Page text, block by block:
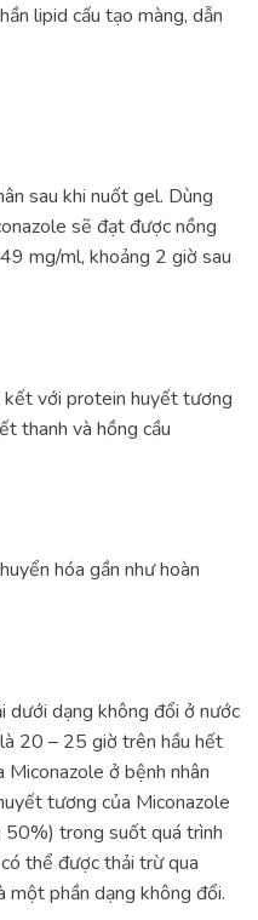
lipid cấu tạo màng, dẫn
sau khi nuốt gel. Dùng
sẽ đạt được nồng
mg/ml, khoảng 2 giờ sau
kết với protein huyết tương
thanh và hồng cầu
hóa gần như hoàn
dạng không đổi ở nước
20 – 25 giờ trên hầu hết
Miconazole ở bệnh nhân
tương của Miconazole
50%) trong suốt quá trình
thể được thải trừ qua
một phần dạng không đổi.